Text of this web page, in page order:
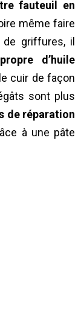
fauteuil en
même faire
griffures, il
d’huile
cuir de façon
sont plus
de réparation
à une pâte